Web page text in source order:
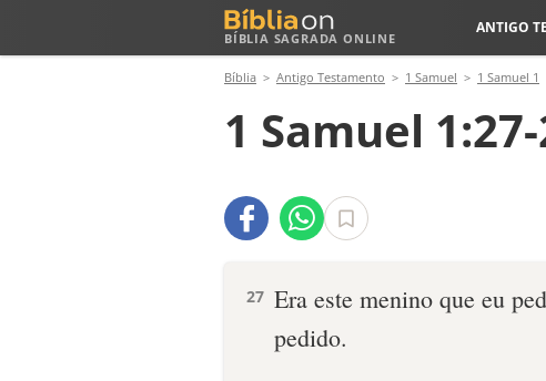
BÍBLIA SAGRADA ONLINE
ANTIGO
Bíblia Antigo Testamento 1 Samuel 1 Samuel 1
1 Samuel
27 Era este menino que eu
pedido.